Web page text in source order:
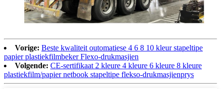
Vorige: Beste kwaliteit outomatiese 4 6 8 10 kleur stapeltipe
papier plastiekfilmbeker Flexo-drukmasjien
Volgende: CE-sertifikaat 2 kleure 4 kleure 6 kleure 8 kleure
plastiekfilm/papier netbook stapeltipe flekso-drukmasjienprys